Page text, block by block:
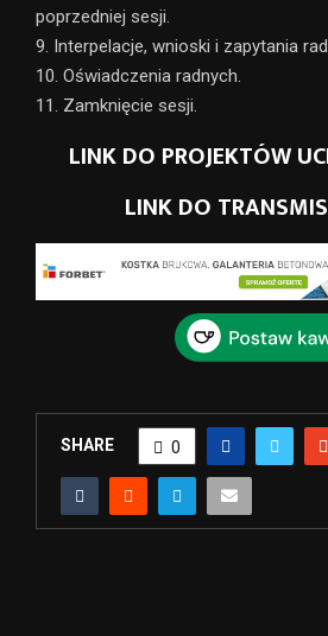
poprzedniej sesji.
9. Interpelacje, wnioski i zapytania
10. Oświadczenia radnych.
11. Zamknięcie sesji.
LINK DO PROJEKTÓW
LINK DO
SHARE 0